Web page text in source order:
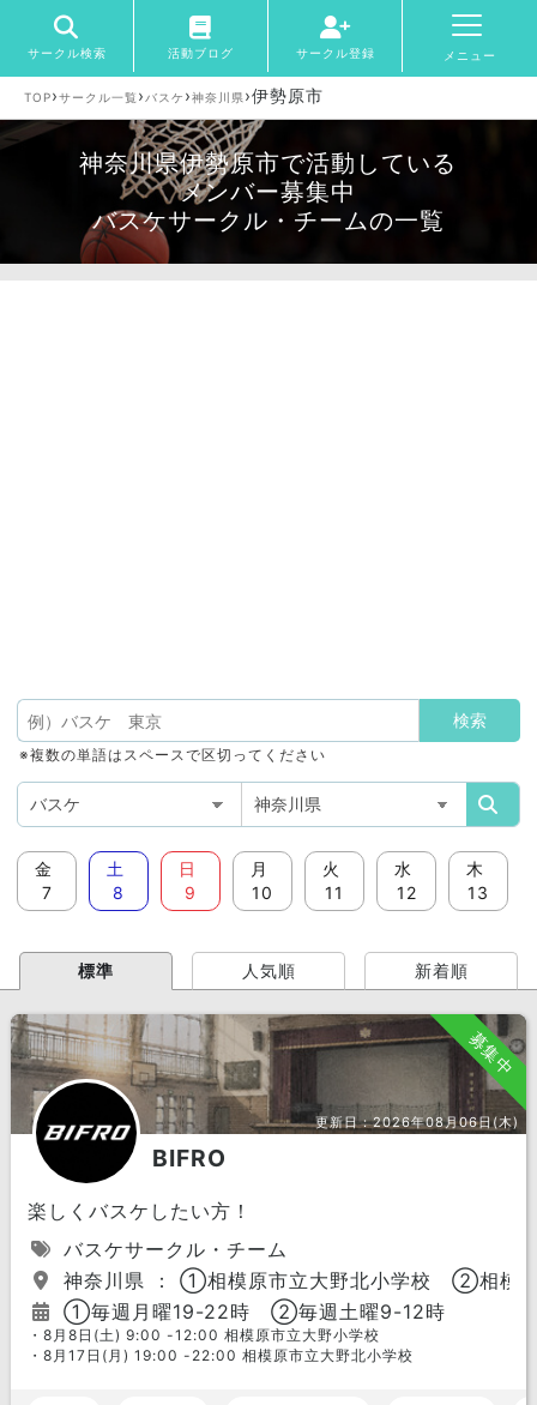
サークル検索 活動ブログ サークル登録 メニュー
TOP›サークル一覧 › バスケ ›神奈川県›伊勢原市
神奈川県伊勢原市で活動している
メンバー募集中
バスケサークル・チームの一覧
※複数の単語はスペースで区切ってください
金
7
土
8
日
9
月
10
火
11
水
12
木
13
標準 人気順 新着順
募集中
更新日：2026年08月06日(木)
BIFRO
楽しくバスケしたい方！
バスケサークル・チーム
神奈川県 ： ①相模原市立大野北小学校 ②相模原
①毎週月曜19-22時 ②毎週土曜9-12時
・8月8日(土) 9:00 -12:00 相模原市立大野小学校
・8月17日(月) 19:00 -22:00 相模原市立大野北小学校